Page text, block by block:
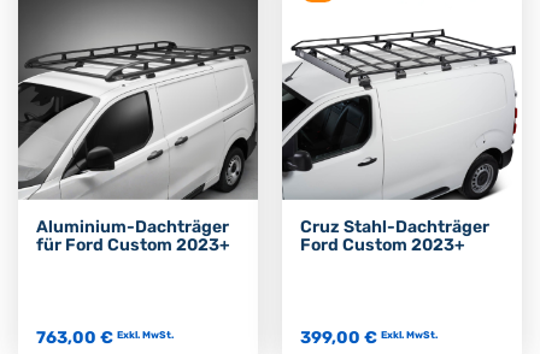
Aluminium-Dachträger
für Ford Custom 2023+
763,00 € Exkl. MwSt.
Cruz Stahl-Dachträger
Ford Custom 2023+
399,00 € Exkl. MwSt.